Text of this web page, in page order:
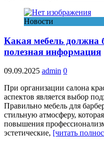
Новости
Какая мебель должна
полезная информация
09.09.2025 admin 0
При организации салона
аспектов является выбор
Правильно мебель для
стильную атмосферу,
повышения
эстетические, [читать